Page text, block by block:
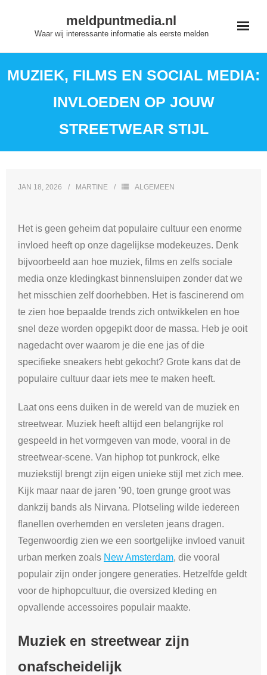
meldpuntmedia.nl
Waar wij interessante informatie als eerste melden
MUZIEK, FILMS EN SOCIAL MEDIA:
INVLOEDEN OP JOUW
STREETWEAR STIJL
JAN 18, 2026 MARTINE ALGEMEEN
Het is geen geheim dat populaire cultuur een enorme
invloed heeft op onze dagelijkse modekeuzes. Denk
bijvoorbeeld aan hoe muziek, films en zelfs sociale
media onze kledingkast binnensluipen zonder dat we
het misschien zelf doorhebben. Het is fascinerend om
te zien hoe bepaalde trends zich ontwikkelen en hoe
snel deze worden opgepikt door de massa. Heb je ooit
nagedacht over waarom je die ene jas of die
specifieke sneakers hebt gekocht? Grote kans dat de
populaire cultuur daar iets mee te maken heeft.
Laat ons eens duiken in de wereld van de muziek en
streetwear. Muziek heeft altijd een belangrijke rol
gespeeld in het vormgeven van mode, vooral in de
streetwear-scene. Van hiphop tot punkrock, elke
muziekstijl brengt zijn eigen unieke stijl met zich mee.
Kijk maar naar de jaren ’90, toen grunge groot was
dankzij bands als Nirvana. Plotseling wilde iedereen
flanellen overhemden en versleten jeans dragen.
Tegenwoordig zien we een soortgelijke invloed vanuit
urban merken zoals New Amsterdam, die vooral
populair zijn onder jongere generaties. Hetzelfde geldt
voor de hiphopcultuur, die oversized kleding en
opvallende accessoires populair maakte.
Muziek en streetwear zijn
onafscheidelijk